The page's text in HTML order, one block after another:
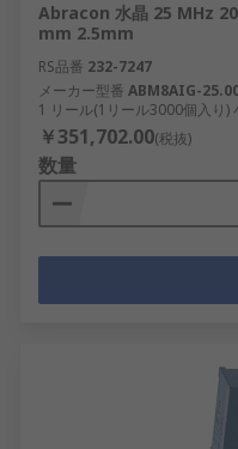
Abracon 水晶 25 MHz
mm 2.5mm
RS品番 232-7247
メーカー型番 ABM8AIG-
1 リール(1リール3000個入り)
￥351,702.00(税抜)
数量